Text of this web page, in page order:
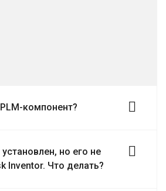
компонент?
но его не
Inventor. Что делать?